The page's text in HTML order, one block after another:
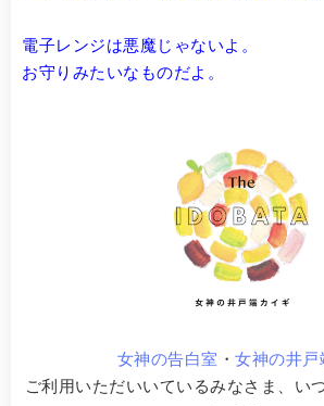
電子レンジは悪魔じゃないよ。
お守りみたいなものだよ。
女神の告白室 ・女神の井戸
ご利用いただいいているみなさま、い